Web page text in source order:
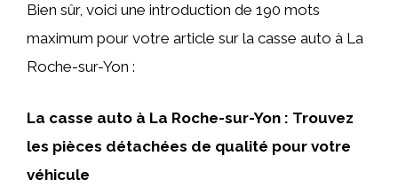
Bien sûr, voici une introduction de 190 mots
maximum pour votre article sur la casse auto à La
Roche-sur-Yon :
La casse auto à La Roche-sur-Yon : Trouvez
les pièces détachées de qualité pour votre
véhicule